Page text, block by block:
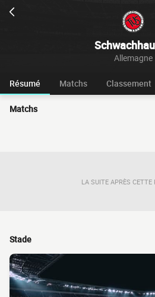
Allemagne
Résumé Matchs Classement
Matchs
LA SUITE APRÈS CETTE
Stade